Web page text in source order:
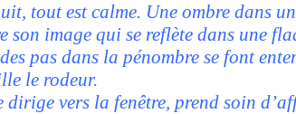
tout est calme. Une ombre dans
son image qui se reflète dans une
pas dans la pénombre se font
le rodeur.
dirige vers la fenêtre, prend soin